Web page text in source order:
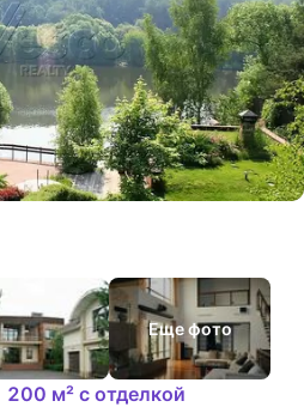
Еще фото
м² с отделкой